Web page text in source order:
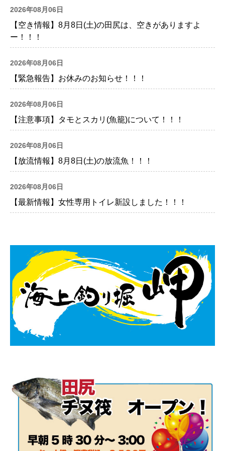
2026年08月06日
【空き情報】8月8日(土)の田尻は、空きがありますよ
ー！！！
2026年08月06日
【緊急報告】お休みのお知らせ！！！
2026年08月06日
【注意事項】タモとスカリ(魚籠)について！！！
2026年08月06日
【放流情報】8月8日(土)の放流魚！！！
2026年08月06日
【最新情報】女性専用トイレ新設しました！！！